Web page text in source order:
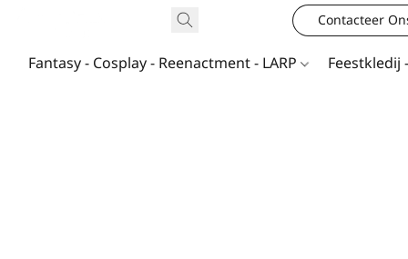
Contacteer
Fantasy - Cosplay - Reenactment - LARP Feestkledij